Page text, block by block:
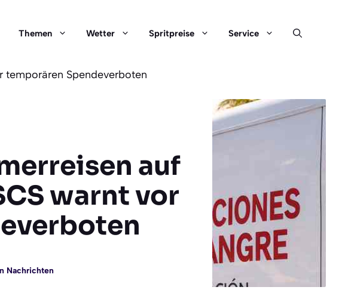
Themen Wetter Spritpreise Service
temporären Spendeverboten
auf
warnt vor
Nachrichten